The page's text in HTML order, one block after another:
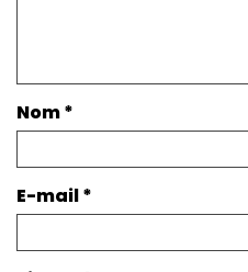
Nom*
E-mail*